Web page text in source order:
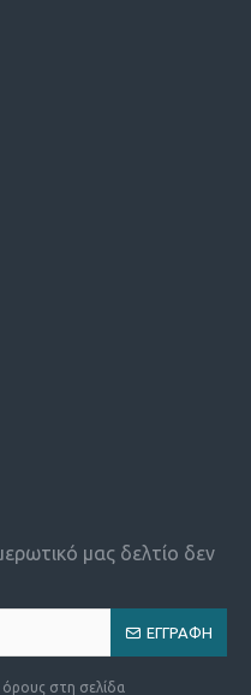
μας δελτίο δεν
ΕΓΓΡΑΦΉ
στη σελίδα